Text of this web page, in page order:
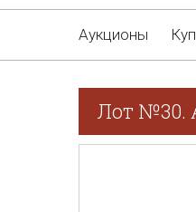
Аукционы
Лот №30.